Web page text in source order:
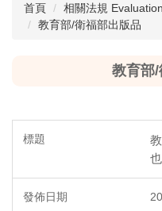
首頁
相關法規
教育部/衛福部出版品
教育部